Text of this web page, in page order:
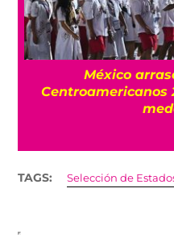
México
Centroamericanos
TAGS: Selección de